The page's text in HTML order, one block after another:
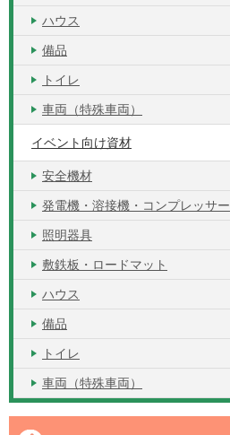
ハウス
備品
トイレ
車両（特殊車両）
イベント向け資材
安全機材
発電機・溶接機・コンプレッサー
照明器具
敷鉄板・ロードマット
ハウス
備品
トイレ
車両（特殊車両）